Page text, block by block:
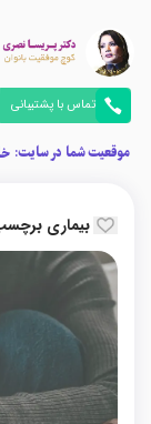
تماس با پشتیبانی
موقعیت شما در سایت:
بیماری